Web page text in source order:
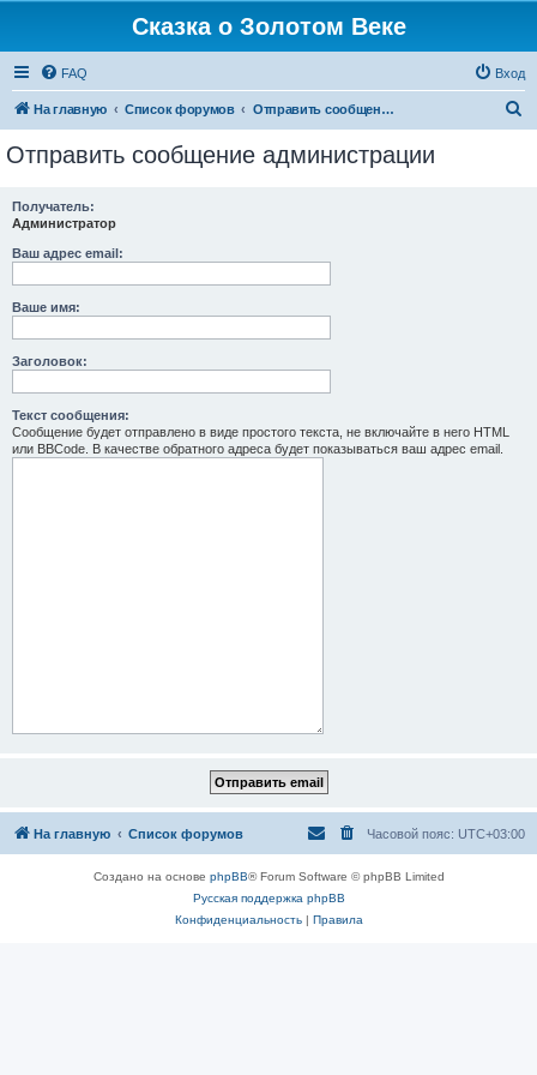
Сказка о Золотом Веке
FAQ Вход
На главную Список форумов Отправить сообщение администрации
Отправить сообщение администрации
Получатель:
Администратор
Ваш адрес email:
Ваше имя:
Заголовок:
Текст сообщения:
Сообщение будет отправлено в виде простого текста, не включайте в него HTML
или BBCode. В качестве обратного адреса будет показываться ваш адрес email.
На главную Список форумов Часовой пояс: UTC+03:00
Создано на основе phpBB® Forum Software © phpBB Limited
Русская поддержка phpBB
Конфиденциальность| Правила